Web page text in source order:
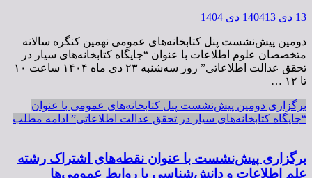
13 دی 1404 13 دی 1404
دومین پیش‌نشست پنل کتابخانه‌های عمومی نهمین کنگره سالانه
متخصصان علوم اطلاعات با عنوان “جایگاه کتابخانه‌های سیار در
تحقق عدالت اطلاعاتی” روز سه‌شنبه ۲۳ دی ماه ۱۴۰۴ ساعت‌ ۱۰
تا ۱۲ …
برگزاری دومین پیش‌نشست پنل کتابخانه‌های عمومی با عنوان
“جایگاه کتابخانه‌های سیار در تحقق عدالت اطلاعاتی” ادامه مطلب
برگزاری پیش‌نشست با عنوان نقطه‌های اشتراک رشته
علم اطلاعات و دانش‌شناسی با روابط عمومی‌ها